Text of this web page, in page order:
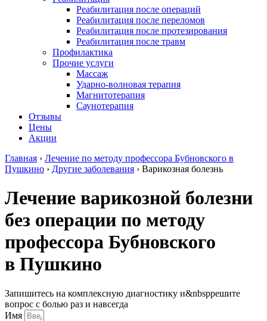
Реабилитация после операций
Реабилитация после переломов
Реабилитация после протезирования
Реабилитация после травм
Профилактика
Прочие услуги
Массаж
Ударно-волновая терапия
Магнитотерапия
Саунотерапия
Отзывы
Цены
Акции
Главная › Лечение по методу профессора Бубновского в
Пушкино › Другие заболевания › Варикозная болезнь
Лечение варикозной болезни
без операции по методу
профессора Бубновского
в Пушкино
Запишитесь на комплексную диагностику и&nbspрешите
вопрос с болью раз и навсегда
Имя